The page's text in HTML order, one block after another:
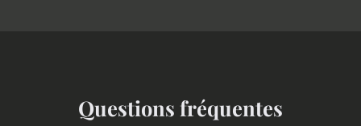
Questions fréquentes